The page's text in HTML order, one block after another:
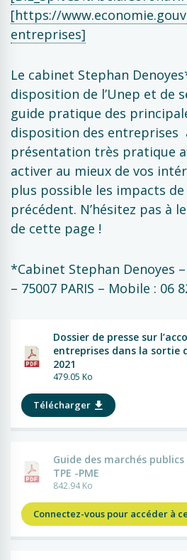
[https://
entreprises]
Le cabinet Stephan
disposition de l’Unep et de
guide pratique des
disposition des entreprises
présentation très pratique
activer au mieux de vos
plus possible les impacts
précédent. N’hésitez pas à
de cette page !
*Cabinet Stephan Denoyes
– 75007 PARIS – Mobile : 06
Dossier de presse sur
entreprises dans la sortie
2021
479.05 Ko
Télécharger
Guide des marchés
TPE -PME
842.94 Ko
Connectez-vous pour accéder à